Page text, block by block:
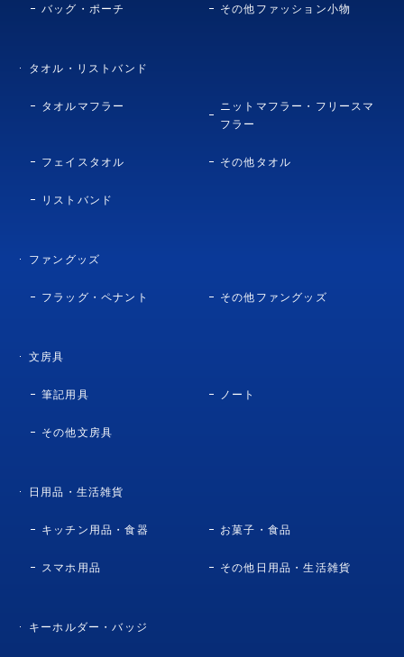
バッグ・ポーチ その他ファッション小物
タオル・リストバンド
タオルマフラー
ニットマフラー・フリースマ
フラー
フェイスタオル その他タオル
リストバンド
ファングッズ
フラッグ・ペナント その他ファングッズ
文房具
筆記用具 ノート
その他文房具
日用品・生活雑貨
キッチン用品・食器 お菓子・食品
スマホ用品 その他日用品・生活雑貨
キーホルダー・バッジ